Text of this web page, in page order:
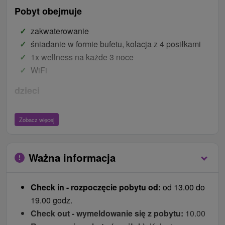
Pobyt obejmuje
zakwaterowanie
śniadanie w formie bufetu, kolacja z 4 posiłkami
1x wellness na każde 3 noce
WiFi
dzieci
Dzieci do 2,99 lat bez prawa do łóżka bezpłatnie.
Łóżeczko dziecięce bezpłatnie (tylko w pokojach
dostawce z 60 % rabatem od ceny pobytu.
Ceny - Suplementy
Płatna na miejscu po przyjeździe w recepcji.
lokalna opłata 1,50 € / osoba / noc
Zobacz więcej
Ważna informacja
Check in - rozpoczęcie pobytu od: od 13.00 do
19.00 godz.
Check out - wymeldowanie się z pobytu: 10.00